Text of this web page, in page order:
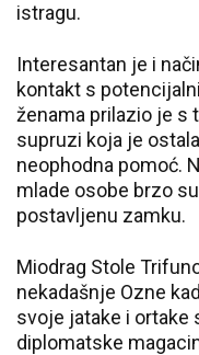
istragu.
Interesantan je i
kontakt s
ženama prilazio je s
supruzi koja je
neophodna pomoć.
mlade osobe brzo
postavljenu zamku.
Miodrag Stole
nekadašnje Ozne
svoje jatake i ortake
diplomatske